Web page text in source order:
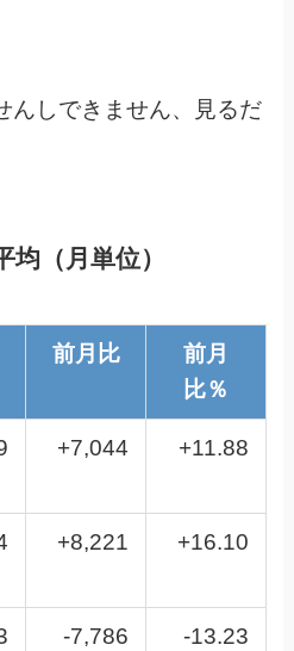
んしできません、見るだ
（月単位）
前月比
前月
比％
+7,044 +11.88
+8,221 +16.10
-7,786 -13.23